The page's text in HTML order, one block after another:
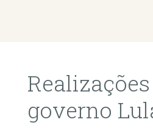
governo